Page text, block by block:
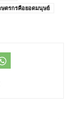
ษตรกรคือยอดมนุษย์